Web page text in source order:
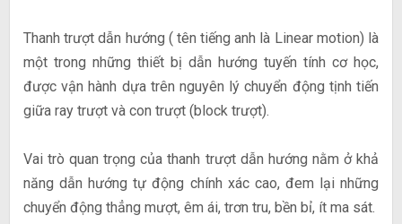
Thanh trượt dẫn hướng ( tên tiếng anh là Linear motion) là
một trong những thiết bị dẫn hướng tuyến tính cơ học,
được vận hành dựa trên nguyên lý chuyển động tịnh tiến
giữa ray trượt và con trượt (block trượt).
Vai trò quan trọng của thanh trượt dẫn hướng nằm ở khả
năng dẫn hướng tự động chính xác cao, đem lại những
chuyển động thẳng mượt, êm ái, trơn tru, bền bỉ, ít ma sát.